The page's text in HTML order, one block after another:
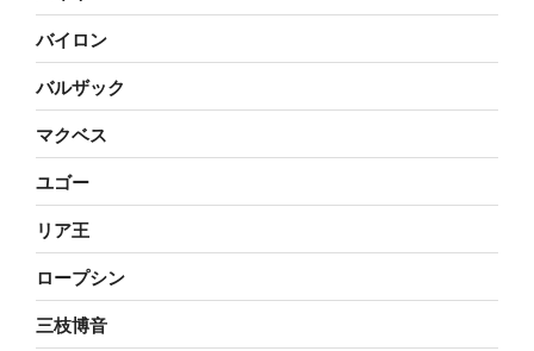
バイロン
バルザック
マクベス
ユゴー
リア王
ロープシン
三枝博音